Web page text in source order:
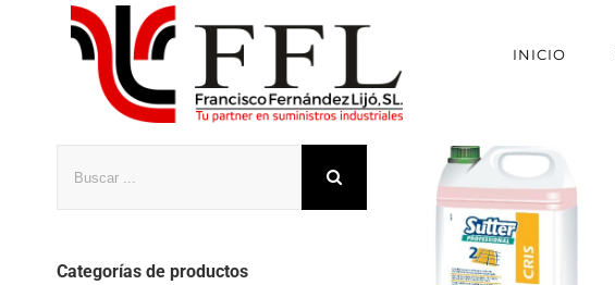
INICIO
Categorías de productos